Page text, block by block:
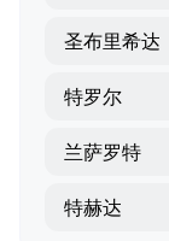
圣布里希达
特罗尔
兰萨罗特
特赫达